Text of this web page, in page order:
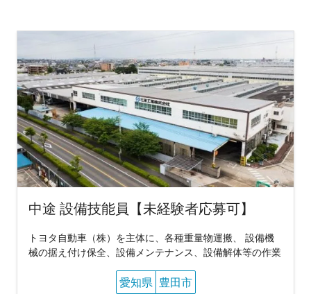
中途 設備技能員【未経験者応募可】
トヨタ自動車（株）を主体に、各種重量物運搬、 設備機
械の据え付け保全、設備メンテナンス、設備解体等の作業
愛知県 豊田市